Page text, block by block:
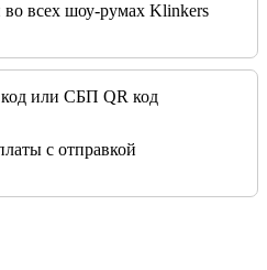
всех шоу-румах Klinkers
код или СБП QR код
с отправкой